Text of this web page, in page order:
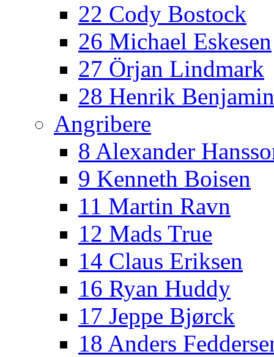
22 Cody Bostock
26 Michael Eskesen
27 Örjan Lindmark
28 Henrik
Angribere
8 Alexander
9 Kenneth Boisen
11 Martin Ravn
12 Mads True
14 Claus Eriksen
16 Ryan Huddy
17 Jeppe Bjørck
18 Anders